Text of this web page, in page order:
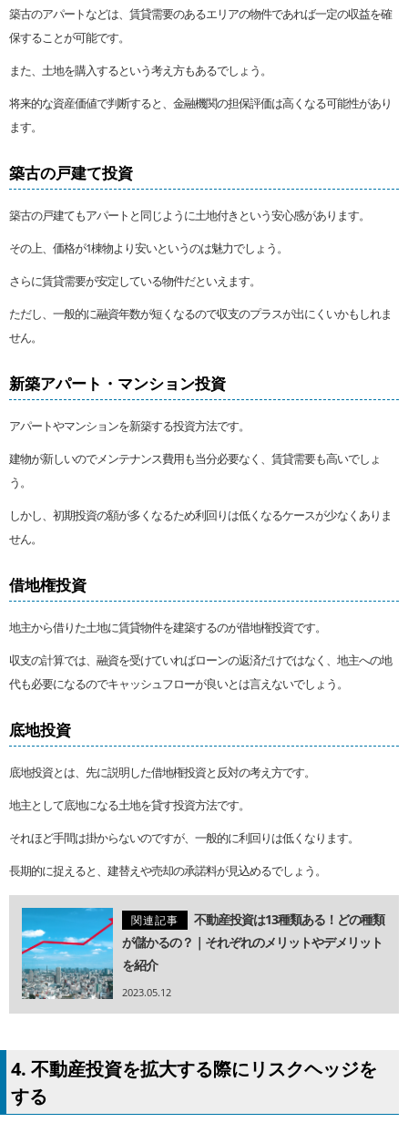
築古のアパートなどは、賃貸需要のあるエリアの物件であれば一定の収益を確
保することが可能です。
また、土地を購入するという考え方もあるでしょう。
将来的な資産価値で判断すると、金融機関の担保評価は高くなる可能性があり
ます。
築古の戸建て投資
築古の戸建てもアパートと同じように土地付きという安心感があります。
その上、価格が1棟物より安いというのは魅力でしょう。
さらに賃貸需要が安定している物件だといえます。
ただし、一般的に融資年数が短くなるので収支のプラスが出にくいかもしれま
せん。
新築アパート・マンション投資
アパートやマンションを新築する投資方法です。
建物が新しいのでメンテナンス費用も当分必要なく、賃貸需要も高いでしょ
う。
しかし、初期投資の額が多くなるため利回りは低くなるケースが少なくありま
せん。
借地権投資
地主から借りた土地に賃貸物件を建築するのが借地権投資です。
収支の計算では、融資を受けていればローンの返済だけではなく、地主への地
代も必要になるのでキャッシュフローが良いとは言えないでしょう。
底地投資
底地投資とは、先に説明した借地権投資と反対の考え方です。
地主として底地になる土地を貸す投資方法です。
それほど手間は掛からないのですが、一般的に利回りは低くなります。
長期的に捉えると、建替えや売却の承諾料が見込めるでしょう。
関連記事
不動産投資は13種類ある！どの種類
が儲かるの？｜それぞれのメリットやデメリット
を紹介
2023.05.12
4. 不動産投資を拡大する際にリスクヘッジを
する